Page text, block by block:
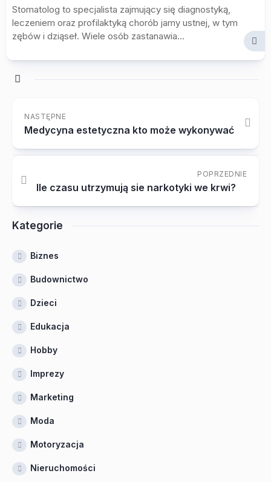
Stomatolog to specjalista zajmujący się diagnostyką,
leczeniem oraz profilaktyką chorób jamy ustnej, w tym
zębów i dziąseł. Wiele osób zastanawia...
NASTĘPNE
Medycyna estetyczna kto może wykonywać
POPRZEDNIE
Ile czasu utrzymują sie narkotyki we krwi?
Kategorie
Biznes
Budownictwo
Dzieci
Edukacja
Hobby
Imprezy
Marketing
Moda
Motoryzacja
Nieruchomości